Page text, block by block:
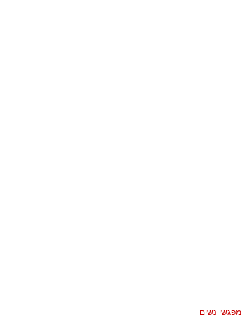
מפגשי נשים